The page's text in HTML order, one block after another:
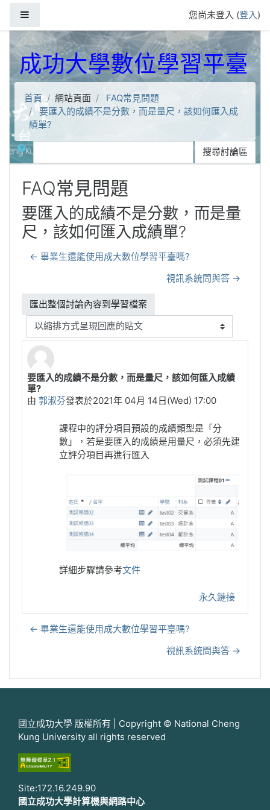
您尚未登入 (登入)
成功大學數位學習平臺
首頁 網站頁面
FAQ常見問題
要匯入的成績不是分數，而是量尺，該如何匯入成
績單?
搜尋
搜尋討論區
FAQ常見問題
要匯入的成績不是分數，而是量
尺，該如何匯入成績單?
← 畢業生還能使用成大數位學習平臺嗎?
視訊系統問與答 →
顯示模式
要匯入的成績不是分數，而是量尺，該如何匯入成績
單?
由 郭淑芬發表於2021年 04月 14日(Wed) 17:00
Number of replies: 0
課程中的評分項目預設的成績類型是「分
數」，若是要匯入的成績是用量尺，必須先建
立評分項目再進行匯入
詳細步驟請參考文件
永久鏈接
← 畢業生還能使用成大數位學習平臺嗎?
視訊系統問與答 →
國立成功大學 版權所有 | Copyright © National Cheng
Kung University all rights reserved
Site:172.16.249.90
國立成功大學計算機與網路中心